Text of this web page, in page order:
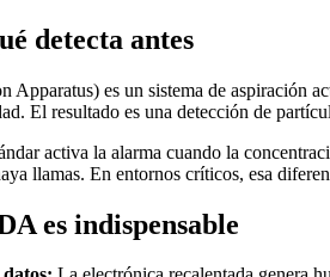
detecta antes
es un sistema de aspiración
El resultado es una detección de
activa la alarma cuando la
llamas. En entornos críticos, esa
es indispensable